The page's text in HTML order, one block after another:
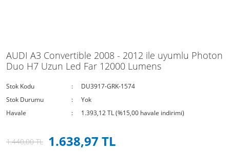
AUDI A3 Convertible 2008 - 2012 ile uyumlu Photon
Duo H7 Uzun Led Far 12000 Lumens
Stok Kodu
DU3917-GRK-1574
Stok Durumu
Yok
Havale
1.393,12 TL (%15,00 havale indirimi)
1.440,00 TL 1.638,97 TL